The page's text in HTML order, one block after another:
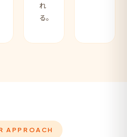
れ
る。
APPROACH